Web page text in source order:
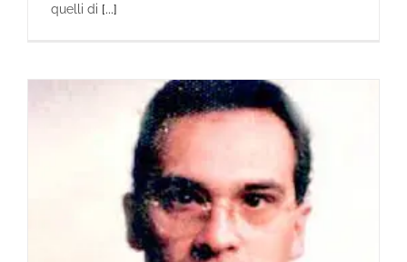
quelli di [...]